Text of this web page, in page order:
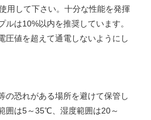
用して下さい。十分な性能を発揮
ルは10%以内を推奨しています。
圧値を超えて通電しないようにし
の恐れがある場所を避けて保管し
囲は5～35℃、湿度範囲は20～